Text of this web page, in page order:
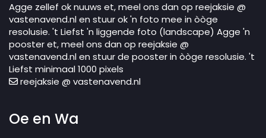
Agge zellef ok nuuws et, meel ons dan op reejaksie @
vastenavend.nl en stuur ok 'n foto mee in òòge
resolusie. 't Liefst 'n liggende foto (landscape) Agge 'n
pooster et, meel ons dan op reejaksie @
vastenavend.nl en stuur de pooster in òòge resolusie. 't
Liefst minimaal 1000 pixels
reejaksie @ vastenavend.nl
Oe en Wa